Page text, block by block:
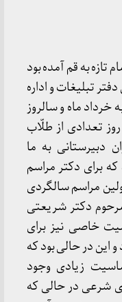
تازه به قم آمده بود
تبلیغات و اداره
ماه و سالروز
تعدادی از طلّاب
دبیرستانی به ما
برای دکتر مراسم
مراسم سالگردی
مرحوم دکتر شریعتی
خاصی نیز برای
و این در حالی بود که
زیادی وجود
شرعی در حالی که